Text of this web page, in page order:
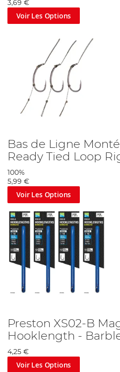
3,69 €
Voir Les Options
Bas de Ligne
Ready Tied Loop
100%
5,99 €
Voir Les Options
Preston XS02-B
Hooklength -
4,25 €
Voir Les Options